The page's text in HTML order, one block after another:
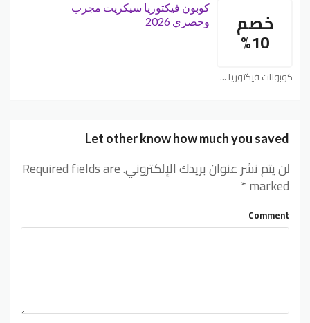
خصم
10%
كوبونات فيكتوريا سيكريت Victoria’s Secret
كوبون فيكتوريا سيكريت مجرب
وحصري 2026
Let other know how much you saved
لن يتم نشر عنوان بريدك الإلكتروني.Required fields are
marked
*
Comment